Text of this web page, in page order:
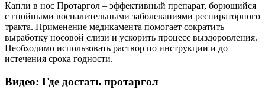
Капли в нос Протаргол – эффективный препарат, борющийся
с гнойными воспалительными заболеваниями респираторного
тракта. Применение медикамента помогает сократить
выработку носовой слизи и ускорить процесс выздоровления.
Необходимо использовать раствор по инструкции и до
истечения срока годности.
Видео: Где достать протаргол